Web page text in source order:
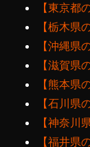
【東京都
【栃木県
【沖縄県
【滋賀県
【熊本県
【石川県
【神奈川
【福井県